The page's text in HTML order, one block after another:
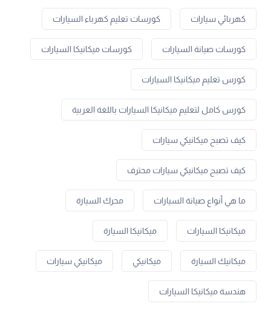
كهربائي سيارات كورسات تعليم كهرباء السيارات
كورسات صيانة السيارات كورسات ميكانيكا السيارات
كورس تعليم ميكانيكا السيارات
كورس كامل لتعليم ميكانيكا السيارات باللغة العربية
كيف تصبح ميكانيكي سيارات
كيف تصبح ميكانيكي سيارات محترف
ما هي أنواع صيانة السيارات محرك السيارة
ميكانيكا السيارات ميكانيكا السيارة
ميكانيك السيارة ميكانيكي ميكانيكي سيارات
هندسة ميكانيكا السيارات